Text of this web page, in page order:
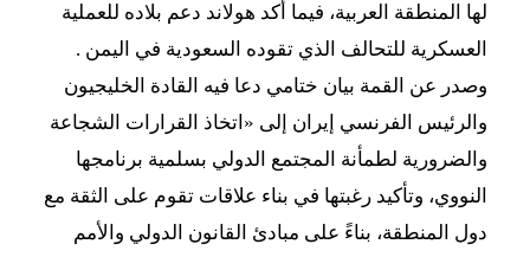
لها المنطقة العربية، فيما أكد هولاند دعم بلاده للعملية
العسكرية للتحالف الذي تقوده السعودية في اليمن .
وصدر عن القمة بيان ختامي دعا فيه القادة الخليجيون
والرئيس الفرنسي إيران إلى «اتخاذ القرارات الشجاعة
والضرورية لطمأنة المجتمع الدولي بسلمية برنامجها
النووي، وتأكيد رغبتها في بناء علاقات تقوم على الثقة مع
دول المنطقة، بناءً على مبادئ القانون الدولي والأمم